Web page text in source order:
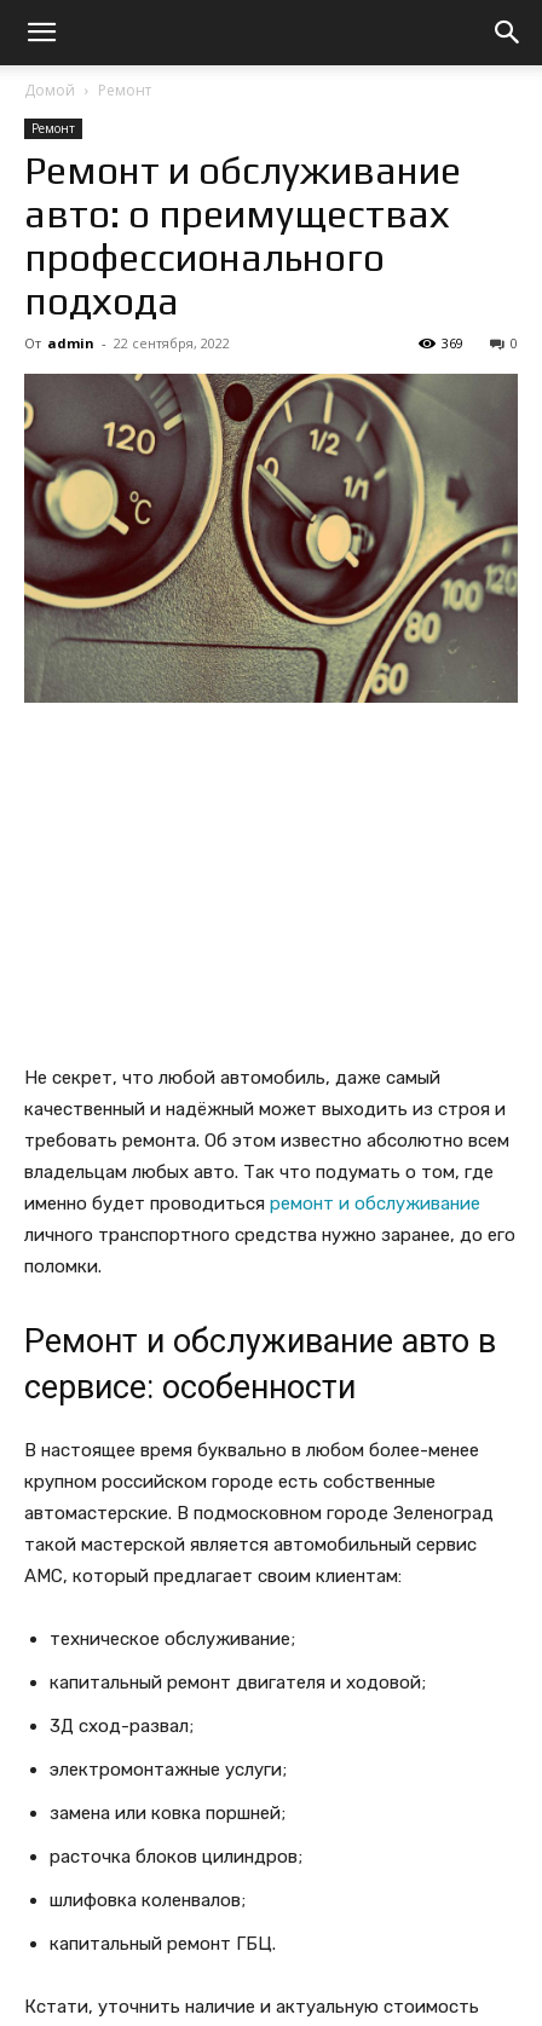
Домой Ремонт
Ремонт
Ремонт и обслуживание
авто: о преимуществах
профессионального
подхода
От admin - 22 сентября, 2022 0
369
Не секрет, что любой автомобиль, даже самый
качественный и надёжный может выходить из строя и
требовать ремонта. Об этом известно абсолютно всем
владельцам любых авто. Так что подумать о том, где
именно будет проводиться ремонт и обслуживание
личного транспортного средства нужно заранее, до его
поломки.
Ремонт и обслуживание авто в
сервисе: особенности
В настоящее время буквально в любом более-менее
крупном российском городе есть собственные
автомастерские. В подмосковном городе Зеленоград
такой мастерской является автомобильный сервис
АМС, который предлагает своим клиентам:
техническое обслуживание;
капитальный ремонт двигателя и ходовой;
3Д сход-развал;
электромонтажные услуги;
замена или ковка поршней;
расточка блоков цилиндров;
шлифовка коленвалов;
капитальный ремонт ГБЦ.
Кстати, уточнить наличие и актуальную стоимость